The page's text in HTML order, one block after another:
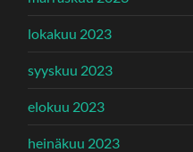
lokakuu 2023
syyskuu 2023
elokuu 2023
heinäkuu 2023